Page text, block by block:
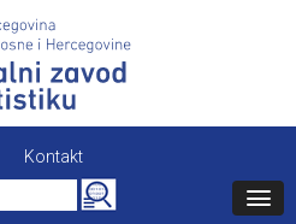
Kontakt
Search
for: